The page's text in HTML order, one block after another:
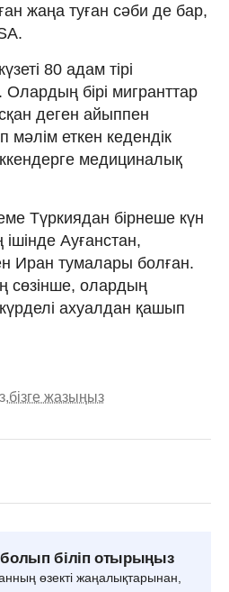
жаңа туған сәби де бар,
80 адам тірі
Олардың бірі мигранттар
деген айыппен
мәлім еткен кедендік
медициналық
Түркиядан бірнеше күн
Ауғанстан,
Иран тумалары болған.
сөзінше, олардың
ахуалдан қашып
бізге жазыңыз
біліп отырыңыз
өзекті жаңалықтарынан,